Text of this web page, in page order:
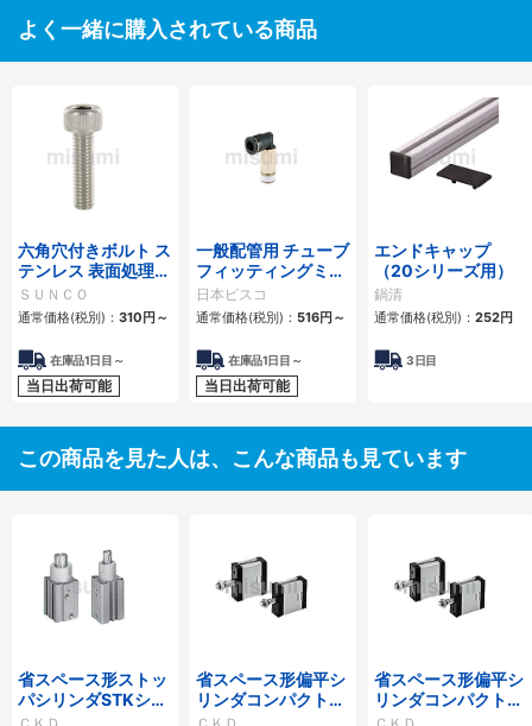
よく一緒に購入されている商品
六角穴付きボルト ス
テンレス 表面処理な
し 全ねじ
ＳＵＮＣＯ
通常価格(税別)： 310 円 ～
在庫品1日目～
当日出荷可能
一般配管用 チューブ
フィッティングミニ
タイプ ロングエルボ
日本ピスコ
通常価格(税別)： 516円 ～
在庫品1日目～
当日出荷可能
エンドキャップ
（20シリーズ用）
鍋清
通常価格(税別)： 252円
3日目
この商品を見た人は、こんな商品も見ています
省スペース形ストッ
パシリンダSTKシリ
ーズ
省スペース形偏平シ
リンダコンパクト・
デミFCHシリーズ
省スペース形偏平シ
リンダコンパクト・
デミFCSシリーズ